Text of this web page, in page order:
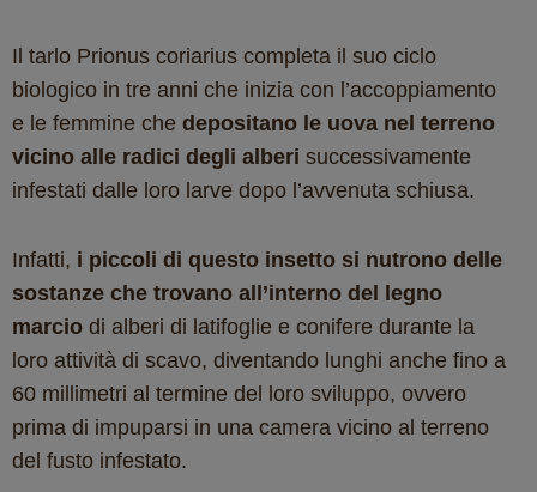
Il tarlo Prionus coriarius completa il suo ciclo
biologico in tre anni che inizia con l’accoppiamento
e le femmine che depositano le uova nel terreno
vicino alle radici degli alberi successivamente
infestati dalle loro larve dopo l’avvenuta schiusa.
Infatti, i piccoli di questo insetto si nutrono delle
sostanze che trovano all’interno del legno
marcio di alberi di latifoglie e conifere durante la
loro attività di scavo, diventando lunghi anche fino a
60 millimetri al termine del loro sviluppo, ovvero
prima di impuparsi in una camera vicino al terreno
del fusto infestato.